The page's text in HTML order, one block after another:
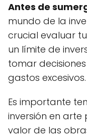
Antes de
mundo de la
crucial evaluar
un límite de
tomar
gastos excesivos.
Es importante
inversión en arte
valor de las